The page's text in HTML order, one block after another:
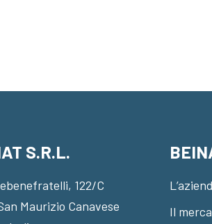
S.R.L.
122/C
Maurizio Canavese
Il